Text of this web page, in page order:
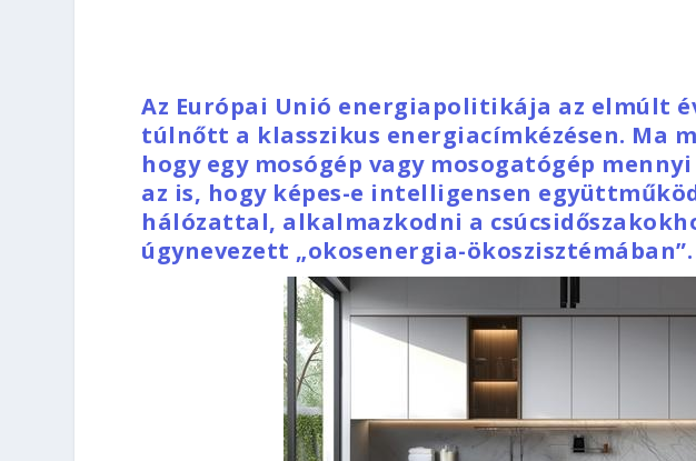
Az Európai Unió energiapolitikája az elmúlt
túlnőtt a klasszikus energiacímkézésen. Ma
hogy egy mosógép vagy mosogatógép
az is, hogy képes-e intelligensen
hálózattal, alkalmazkodni a
úgynevezett „okosenergia-ökoszisztémában”.